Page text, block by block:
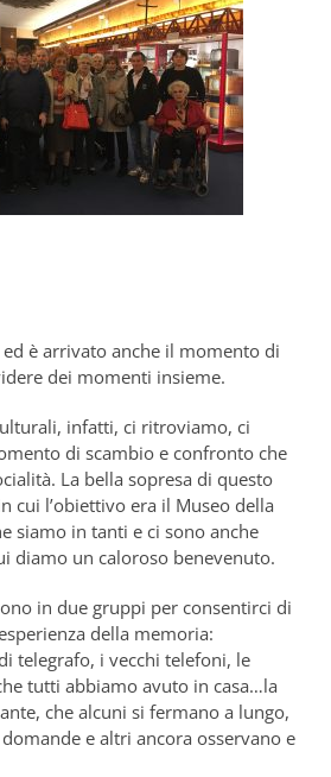
ed è arrivato anche il momento di
dei momenti insieme.
infatti, ci ritroviamo, ci
di scambio e confronto che
La bella sopresa di questo
cui l’obiettivo era il Museo della
siamo in tanti e ci sono anche
diamo un caloroso benevenuto.
in due gruppi per consentirci di
della memoria:
telegrafo, i vecchi telefoni, le
tutti abbiamo avuto in casa…la
che alcuni si fermano a lungo,
e altri ancora osservano e